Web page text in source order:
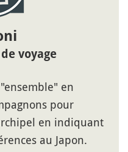
voyage
en
pour
en indiquant
au Japon.